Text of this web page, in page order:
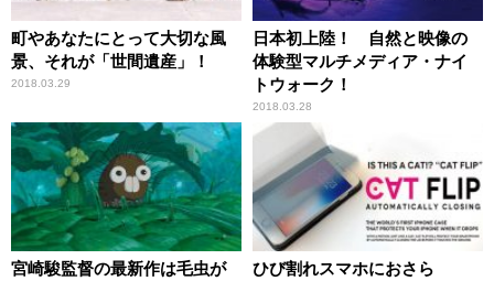
町やあなたにとって大切な風
景、それが「世間遺産」！
2018.03.29
日本初上陸！ 自然と映像の
体験型マルチメディア・ナイ
トウォーク！
2018.03.28
宮崎駿監督の最新作は毛虫が
ひび割れスマホにおさら